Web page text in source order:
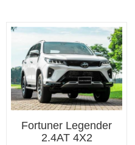
Fortuner Legender
2.4AT 4X2